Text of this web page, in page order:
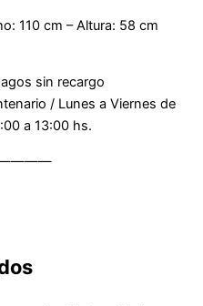
110 cm – Altura: 58 cm
sin recargo
/ Lunes a Viernes de
a 13:00 hs.